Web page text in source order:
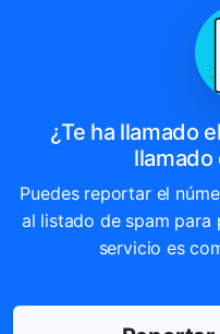
¿Te ha llamado
llamado
Puedes reportar el
al listado de spam para
servicio es